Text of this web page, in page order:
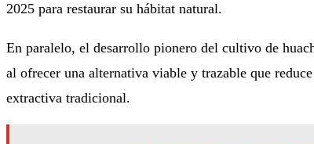
2025 para restaurar su hábitat natural.
En paralelo, el desarrollo pionero del cultivo de
al ofrecer una alternativa viable y trazable que
extractiva tradicional.